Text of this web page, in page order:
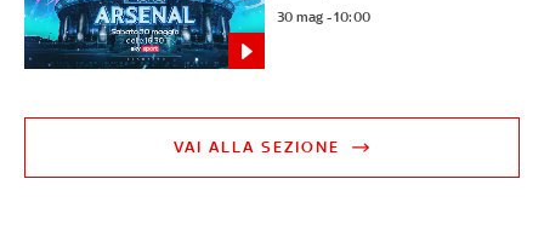
30 mag - 10:00
VAI ALLA SEZIONE